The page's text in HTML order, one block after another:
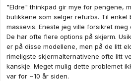
"Eldre" thinkpad gir mye for pengene,
butikkene som selger refurbs. Til enkel
massevis. Eneste jeg ville forsikret
De har ofte flere options på skjerm.
er på disse modellene, men på de litt
rimeligste skjermalternativene ofte litt
kanskje. Meget mulig dette problemet
var for ~10 år siden.